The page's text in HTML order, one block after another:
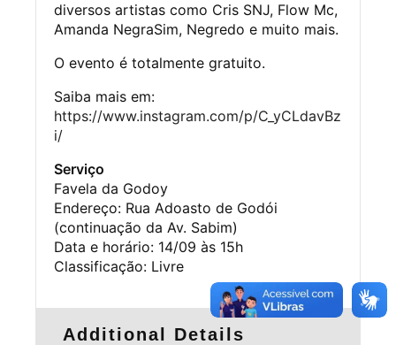
diversos artistas como Cris SNJ, Flow Mc,
Amanda NegraSim, Negredo e muito mais.
O evento é totalmente gratuito.
Saiba mais em:
https://www.instagram.com/p/C_yCLdavBz
i/
Serviço
Favela da Godoy
Endereço: Rua Adoasto de Godói
(continuação da Av. Sabim)
Data e horário: 14/09 às 15h
Classificação: Livre
Additional Details